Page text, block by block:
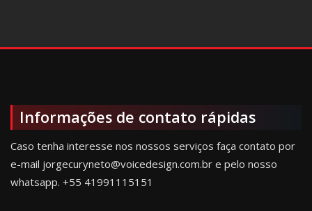
Informações de contato rápidas
Caso tenha interesse nos nossos serviços faça contato por
e-mail jorgecuryneto@voicedesign.com.br e pelo nosso
whatsapp. +55 41991115151